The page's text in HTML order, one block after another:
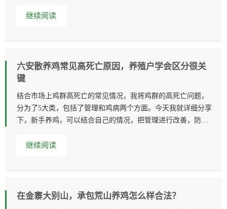
继续阅读
六安散养鸡常见高死亡原因，养殖户学会区分很关
键
结合市场上鸡群高死亡的常见情况，我将鸡群的高死亡问题，
分为了5大类，包括了管理和鸡病两个方面。今天我就详细分享
下，新手养鸡，可以结合自己的情况，把管理进行改善，防止
继续阅读
在金寨大别山，承包荒山养鸡怎么样合法？